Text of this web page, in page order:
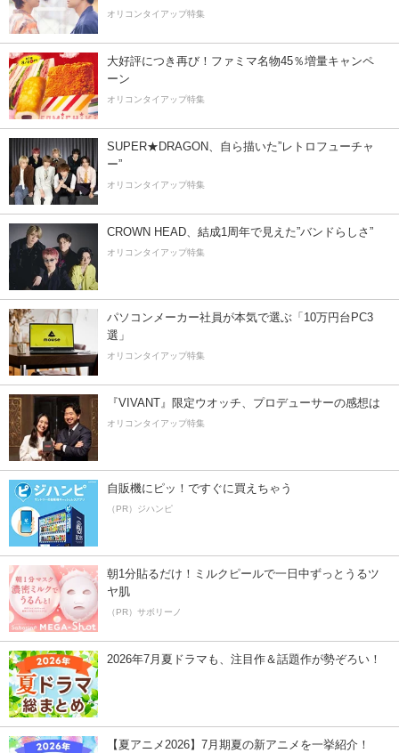
オリコンタイアップ特集
大好評につき再び！ファミマ名物45％増量キャンペ
ーン
オリコンタイアップ特集
SUPER★DRAGON、自ら描いた”レトロフューチャ
ー”
オリコンタイアップ特集
CROWN HEAD、結成1周年で見えた”バンドらしさ”
オリコンタイアップ特集
パソコンメーカー社員が本気で選ぶ「10万円台PC3
選」
オリコンタイアップ特集
『VIVANT』限定ウオッチ、プロデューサーの感想は
オリコンタイアップ特集
自販機にピッ！ですぐに買えちゃう
（PR）ジハンピ
朝1分貼るだけ！ミルクピールで一日中ずっとうるツ
ヤ肌
（PR）サボリーノ
2026年7月夏ドラマも、注目作＆話題作が勢ぞろい！
【夏アニメ2026】7月期夏の新アニメを一挙紹介！